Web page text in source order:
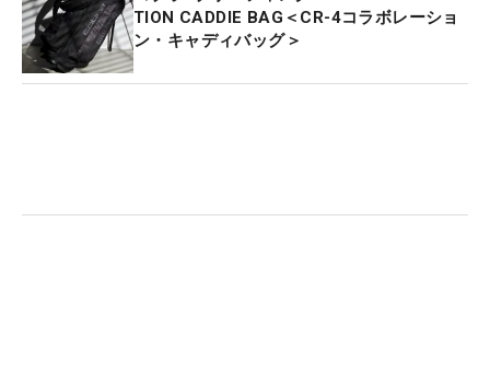
TION CADDIE BAG＜CR-4コラボレーショ
ン・キャディバッグ＞